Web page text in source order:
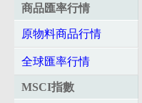
商品匯率行情
原物料商品行情
全球匯率行情
MSCI指數